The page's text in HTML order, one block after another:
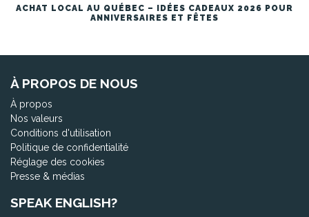
ACHAT LOCAL AU QUÉBEC – IDÉES CADEAUX 2026 POUR
ANNIVERSAIRES ET FÊTES
À PROPOS DE NOUS
À propos
Nos valeurs
Conditions d'utilisation
Politique de confidentialité
Réglage des cookies
Presse & médias
SPEAK ENGLISH?